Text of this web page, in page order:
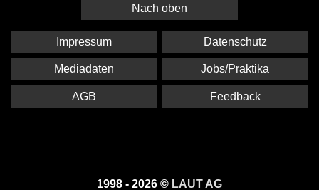
Nach oben
1998 - 2026 © LAUT AG
Impressum Datenschutz
Mediadaten Jobs/Praktika
AGB Feedback